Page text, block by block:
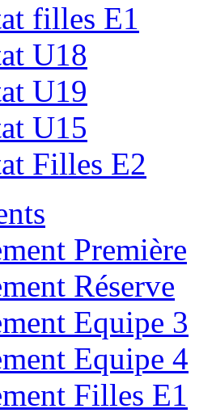
filles E1
U18
U19
U15
Filles E2
Première
Réserve
Equipe 3
Equipe 4
Filles E1